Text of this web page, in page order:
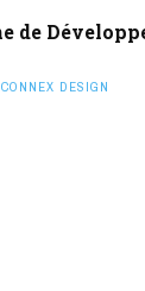
de
CONNEX DESIGN